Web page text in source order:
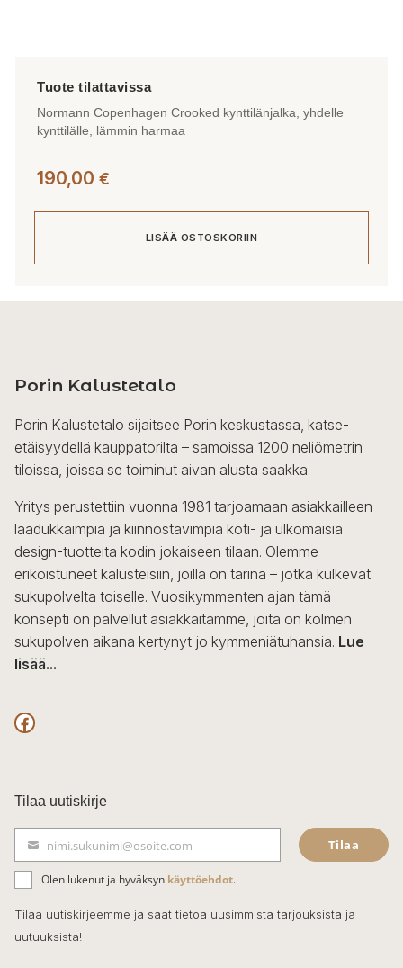
Normann Copenhagen Crooked kynttilänjalka, yhdelle
kynttilälle, lämmin harmaa
190,00 €
LISÄÄ OSTOSKORIIN
Porin Kalustetalo
Porin Kalustetalo sijaitsee Porin keskustassa, katse-
etäisyydellä kauppatorilta – samoissa 1200 neliömetrin
tiloissa, joissa se toiminut aivan alusta saakka.
Yritys perustettiin vuonna 1981 tarjoamaan asiakkailleen
laadukkaimpia ja kiinnostavimpia koti- ja ulkomaisia
design-tuotteita kodin jokaiseen tilaan. Olemme
erikoistuneet kalusteisiin, joilla on tarina – jotka kulkevat
sukupolvelta toiselle. Vuosikymmenten ajan tämä
konsepti on palvellut asiakkaitamme, joita on kolmen
sukupolven aikana kertynyt jo kymmeniätuhansia. Lue
lisää...
F
c
e
b
o
o
k
Tilaa uutiskirje
ä
h
k
nimi.sukunimi@osoite.com Tilaa
Olen lukenut ja hyväksyn käyttöehdot.
Tilaa uutiskirjeemme ja saat tietoa uusimmista tarjouksista ja
uutuuksista!